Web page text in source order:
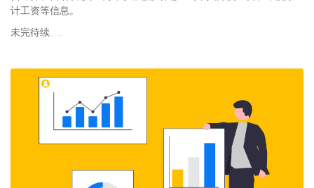
计工资等信息。
未完待续……